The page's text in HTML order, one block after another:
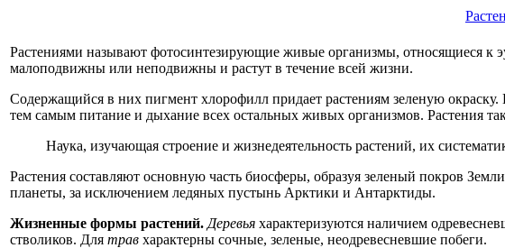
Растениями называют фотосинтезирующие живые организмы, относящиеся к
малоподвижны или неподвижны и растут в течение всей жизни.
Содержащийся в них пигмент хлорофилл придает растениям зеленую
тем самым питание и дыхание всех остальных живых организмов. Растения
Наука, изучающая строение и жизнедеятельность растений, их
Растения составляют основную часть биосферы, образуя зеленый покров
планеты, за исключением ледяных пустынь Арктики и Антарктиды.
Жизненные формы растений. Деревья характеризуются наличием
стволиков. Для трав характерны сочные, зеленые, неодревесневшие побеги.